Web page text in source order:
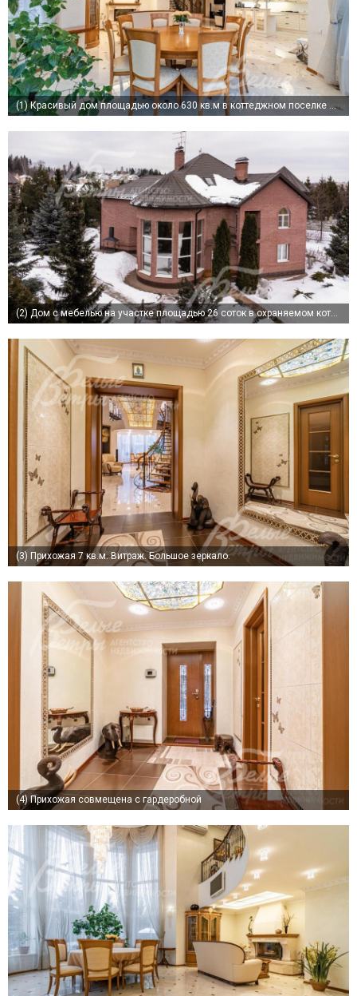
(1)Красивый дом площадью около 630 кв.м в коттеджном поселке Империал
(2) Дом с мебелью на участке площадью 26 соток в охраняемом коттеджном поселке Империал
(3) Прихожая 7 кв.м. Витраж. Большое зеркало.
(4)Прихожая совмещена с гардеробной